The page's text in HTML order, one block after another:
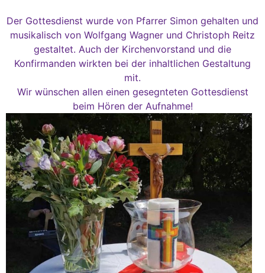
Der Gottesdienst wurde von Pfarrer Simon gehalten und
musikalisch von Wolfgang Wagner und Christoph Reitz
gestaltet. Auch der Kirchenvorstand und die
Konfirmanden wirkten bei der inhaltlichen Gestaltung
mit.
Wir wünschen allen einen gesegnteten Gottesdienst
beim Hören der Aufnahme!